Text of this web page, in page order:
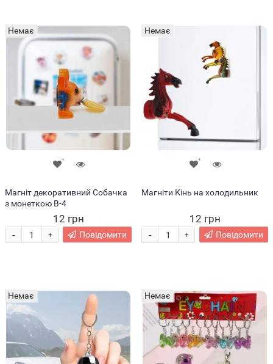
Немає
Магніт декоративний Собачка
з монеткою B-4
12 грн
+
- Повідомити
Немає
Магніти Кінь на холодильник
12 грн
+
- Повідомити
Немає Немає